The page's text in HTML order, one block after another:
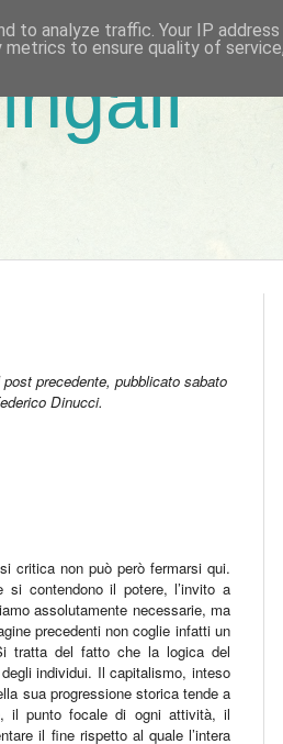
precedente, pubblicato sabato
Dinucci.
critica non può però fermarsi qui.
contendono il potere, l’invito a
assolutamente necessarie, ma
precedenti non coglie infatti un
tratta del fatto che la logica del
individui. Il capitalismo, inteso
sua progressione storica tende a
il punto focale di ogni attività, il
il fine rispetto al quale l’intera
to analyze traffic. Your IP
to ensure quality of